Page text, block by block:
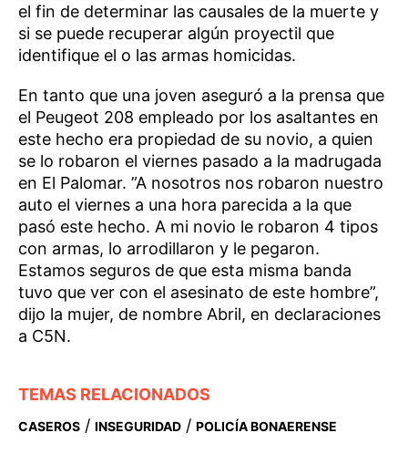
el fin de determinar las causales de la muerte y
si se puede recuperar algún proyectil que
identifique el o las armas homicidas.
En tanto que una joven aseguró a la prensa que
el Peugeot 208 empleado por los asaltantes en
este hecho era propiedad de su novio, a quien
se lo robaron el viernes pasado a la madrugada
en El Palomar. ”A nosotros nos robaron nuestro
auto el viernes a una hora parecida a la que
pasó este hecho. A mi novio le robaron 4 tipos
con armas, lo arrodillaron y le pegaron.
Estamos seguros de que esta misma banda
tuvo que ver con el asesinato de este hombre”,
dijo la mujer, de nombre Abril, en declaraciones
a C5N.
TEMAS RELACIONADOS
CASEROS / INSEGURIDAD / POLICÍA BONAERENSE